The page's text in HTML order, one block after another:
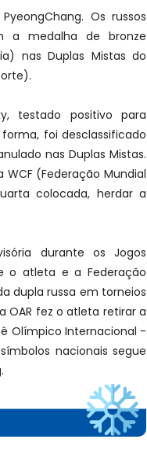
Os russos
a medalha de bronze
nas Duplas Mistas do
testado positivo para
foi desclassificado
nas Duplas Mistas.
(Federação Mundial
colocada, herdar a
durante os Jogos
o atleta e a Federação
dupla russa em torneios
OAR fez o atleta retirar a
Olímpico Internacional -
nacionais segue